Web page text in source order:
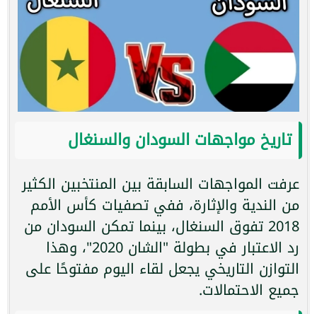
تاريخ مواجهات السودان والسنغال
عرفت المواجهات السابقة بين المنتخبين الكثير
من الندية والإثارة، ففي تصفيات كأس الأمم
2018 تفوق السنغال، بينما تمكن السودان من
رد الاعتبار في بطولة "الشان 2020"، وهذا
التوازن التاريخي يجعل لقاء اليوم مفتوحًا على
جميع الاحتمالات.